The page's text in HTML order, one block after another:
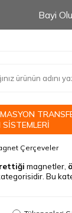
Bayi
SİSTEMLERİ
Çerçeveler
magnetler,
Bu